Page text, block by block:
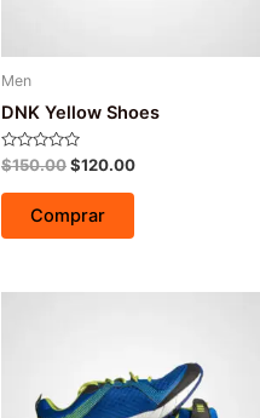
Men
DNK Yellow Shoes
Avaliação
0
de
$150.00$120.00
Comprar